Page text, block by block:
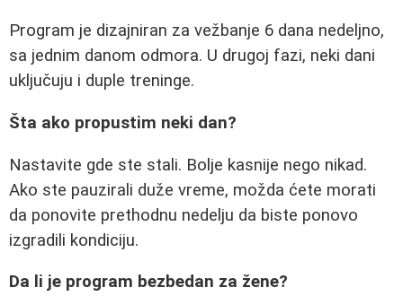
Program je dizajniran za vežbanje 6 dana nedeljno,
sa jednim danom odmora. U drugoj fazi, neki dani
uključuju i duple treninge.
Šta ako propustim neki dan?
Nastavite gde ste stali. Bolje kasnije nego nikad.
Ako ste pauzirali duže vreme, možda ćete morati
da ponovite prethodnu nedelju da biste ponovo
izgradili kondiciju.
Da li je program bezbedan za žene?